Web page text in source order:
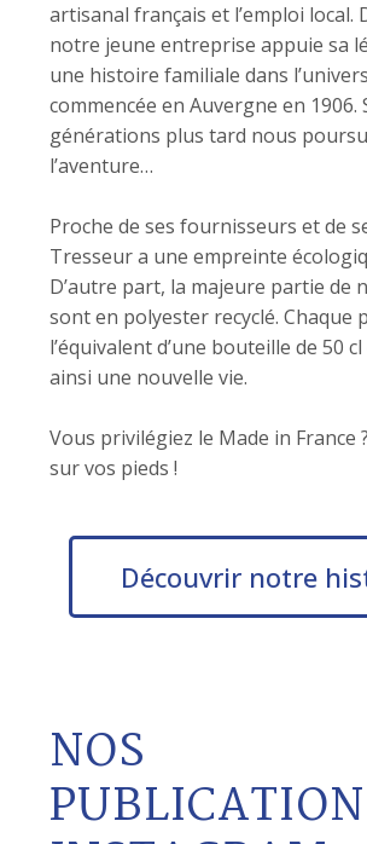
artisanal français et l’emploi local.
notre jeune entreprise appuie sa
une histoire familiale dans
commencée en Auvergne en 1906.
générations plus tard nous
l’aventure…
Proche de ses fournisseurs et de
Tresseur a une empreinte
D’autre part, la majeure partie de
sont en polyester recyclé. Chaque
l’équivalent d’une bouteille de 50
ainsi une nouvelle vie.
Vous privilégiez le Made in France
sur vos pieds !
Découvrir notre
NOS